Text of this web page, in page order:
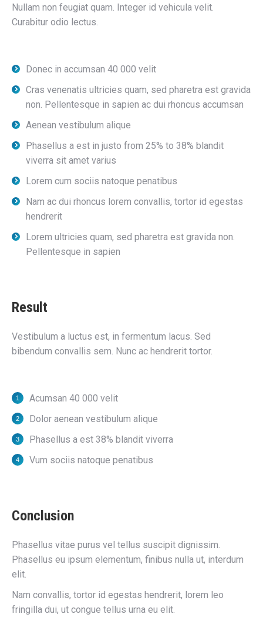
Nullam non feugiat quam. Integer id vehicula velit.
Curabitur odio lectus.
Donec in accumsan 40 000 velit
Cras venenatis ultricies quam, sed pharetra est gravida
non. Pellentesque in sapien ac dui rhoncus accumsan
Aenean vestibulum alique
Phasellus a est in justo from 25% to 38% blandit
viverra sit amet varius
Lorem cum sociis natoque penatibus
Nam ac dui rhoncus lorem convallis, tortor id egestas
hendrerit
Lorem ultricies quam, sed pharetra est gravida non.
Pellentesque in sapien
Result
Vestibulum a luctus est, in fermentum lacus. Sed
bibendum convallis sem. Nunc ac hendrerit tortor.
Acumsan 40 000 velit
Dolor aenean vestibulum alique
Phasellus a est 38% blandit viverra
Vum sociis natoque penatibus
Conclusion
Phasellus vitae purus vel tellus suscipit dignissim.
Phasellus eu ipsum elementum, finibus nulla ut, interdum
elit.
Nam convallis, tortor id egestas hendrerit, lorem leo
fringilla dui, ut congue tellus urna eu elit.